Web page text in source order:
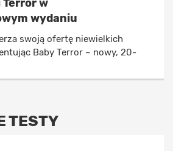
w
wydaniu
swoją ofertę niewielkich
Baby Terror – nowy, 20-
TESTY